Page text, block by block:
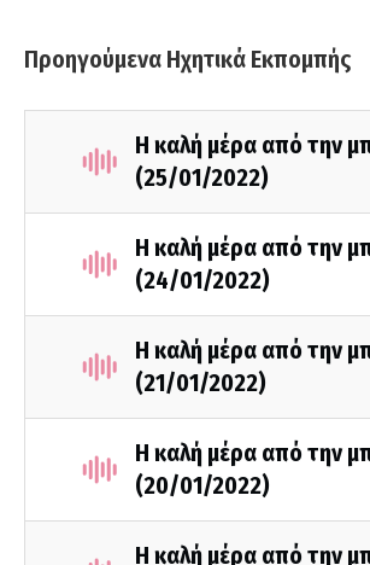
Προηγούμενα Ηχητικά Εκπομπής
Η καλή μέρα από την
(25/01/2022)
Η καλή μέρα από την
(24/01/2022)
Η καλή μέρα από την
(21/01/2022)
Η καλή μέρα από την
(20/01/2022)
Η καλή μέρα από την